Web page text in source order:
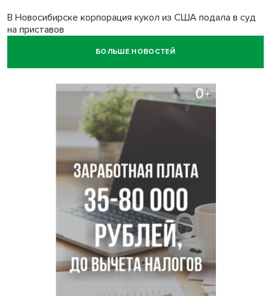
В Новосибирске корпорация кукол из США подала в суд
на приставов
В Новосибирске минздрав объявил бесплатную
В Новосибирске врачи прооперировали 25 тысяч
пациентов с катарактой
Знаменитый орангутан Бату отметил юбилей в
новосибирском зоопарке
Новосибирские хирурги спасли сердце восьмиклассницы
с донорским клапаном
БОЛЬШЕ НОВОСТЕЙ